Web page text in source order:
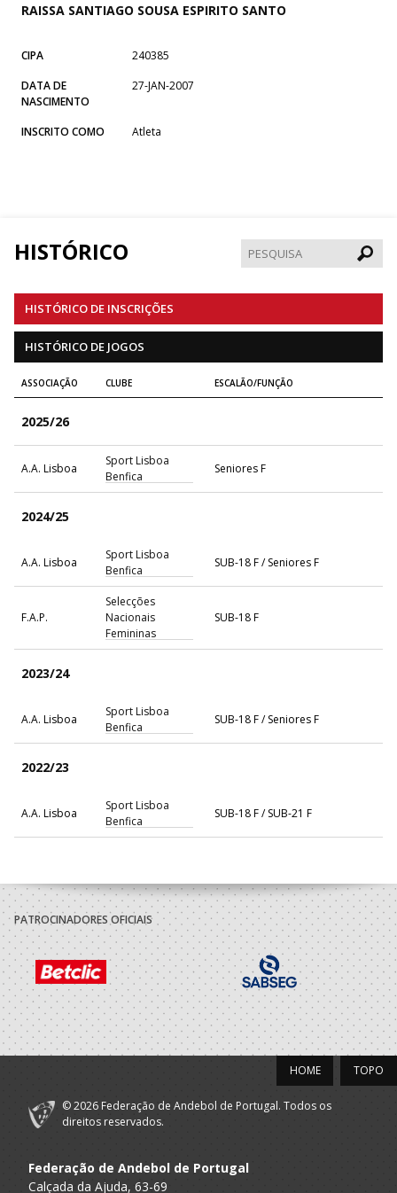
RAISSA SANTIAGO SOUSA ESPIRITO SANTO
CIPA
240385
DATA DE
NASCIMENTO
27-JAN-2007
INSCRITO COMO Atleta
HISTÓRICO
HISTÓRICO DE INSCRIÇÕES
HISTÓRICO DE JOGOS
ASSOCIAÇÃO CLUBE ESCALÃO/FUNÇÃO
2025/26
A.A. Lisboa
Sport Lisboa
Benfica
Seniores F
2024/25
A.A. Lisboa
Sport Lisboa
Benfica
SUB-18 F / Seniores F
F.A.P.
Selecções
Nacionais
Femininas
SUB-18 F
2023/24
A.A. Lisboa
Sport Lisboa
Benfica
SUB-18 F / Seniores F
2022/23
A.A. Lisboa
Sport Lisboa
Benfica
SUB-18 F / SUB-21 F
A.A. Setubal
Clube
Desportivo
Escolar - Boa
Água Andebol
SUB-15 F
A.A. Setubal
Clube
Desportivo
Escolar - Boa
Água Andebol
SUB-15 F / SUB-17 F
PATROCINADORES OFICIAIS
TOPO
HOME
© 2026 Federação de Andebol de Portugal. Todos os
direitos reservados.
Federação de Andebol de Portugal
Calçada da Ajuda, 63-69